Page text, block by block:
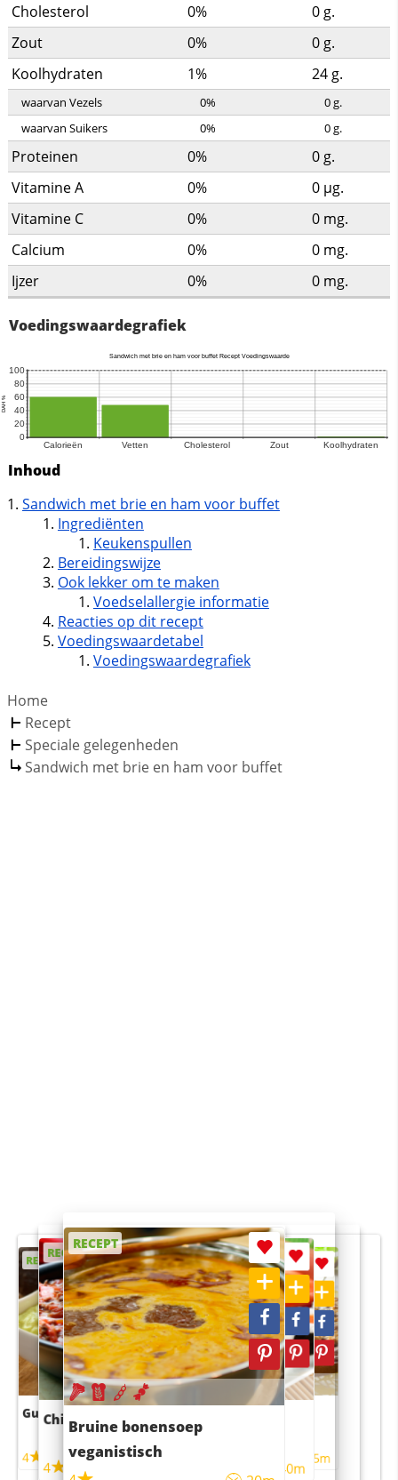
Cholesterol 0% 0 g.
Zout
0% 0 g.
Koolhydraten
1% 24 g.
waarvan Vezels 0% 0g.
waarvan Suikers
0% 0g.
Proteinen 0% 0 g.
Vitamine A
0% 0 µg.
Vitamine C
0% 0 mg.
Calcium
0% 0 mg.
Ijzer
0% 0 mg.
Voedingswaardegrafiek
Inhoud
Sandwich met brie en ham voor buffet
Ingrediënten
Keukenspullen
Bereidingswijze
Ook lekker om te maken
Voedselallergie informatie
Reacties op dit recept
Voedingswaardetabel
Voedingswaardegrafiek
Home
Recept
Speciale gelegenheden
Sandwich met brie en ham voor buffet
RECEPT
Guacamole
4
RECEPT
Chili con carne
4
RECEPT
Bruine bonensoep
veganistisch
RECEPT
Sushi rijstsalade
maaltijdsalade
40m
RECEPT
4 55m